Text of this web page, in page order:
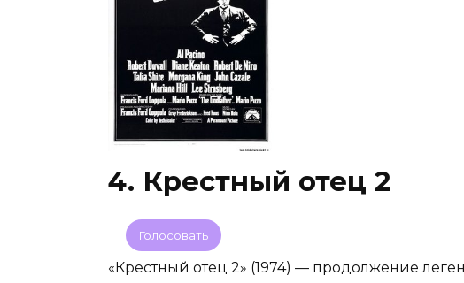
4. Крестный отец 2
Голосовать
«Крестный отец 2» (1974) — продолжение